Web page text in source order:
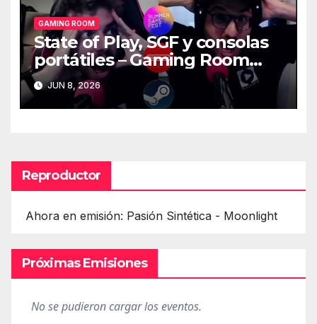
GAMING ROOM
State of Play, SGF y consolas
portátiles – Gaming Room
#128
JUN 8, 2026
Reproductor
Ahora en emisión: Pasión Sintética - Moonlight
Próximas Emisiones